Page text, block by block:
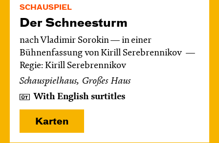
SCHAUSPIEL
Der Schnee­sturm
nach Vladimir Sorokin — in einer
Bühnenfassung von Kirill Serebrennikov
Regie: Kirill Serebrennikov
Schauspielhaus, Großes Haus
With English surtitles
Karten